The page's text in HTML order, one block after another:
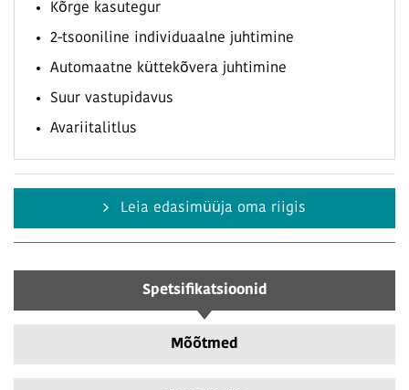
Kõrge kasutegur
2-tsooniline individuaalne juhtimine
Automaatne küttekõvera juhtimine
Suur vastupidavus
Avariitalitlus
Leia edasimüüja oma riigis
Spetsifikatsioonid
Mõõtmed